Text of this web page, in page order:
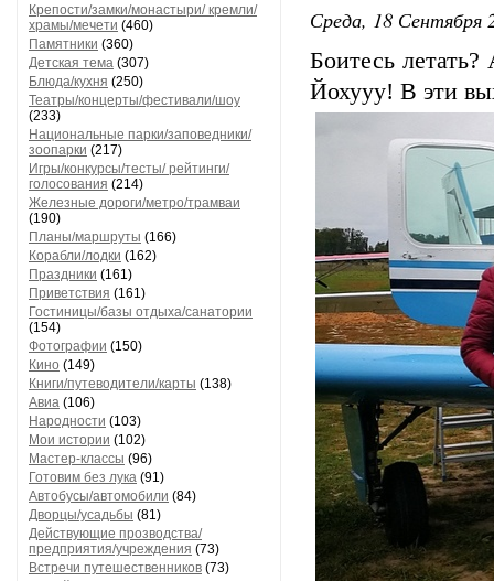
Крепости/замки/монастыри/ кремли/
храмы/мечети (460)
Памятники (360)
Детская тема (307)
Блюда/кухня (250)
Театры/концерты/фестивали/шоу
(233)
Национальные парки/заповедники/
зоопарки (217)
Игры/конкурсы/тесты/ рейтинги/
голосования (214)
Железные дороги/метро/трамваи
(190)
Планы/маршруты (166)
Корабли/лодки (162)
Праздники (161)
Приветствия (161)
Гостиницы/базы отдыха/санатории
(154)
Фотографии (150)
Кино (149)
Книги/путеводители/карты (138)
Авиа (106)
Народности (103)
Мои истории (102)
Мастер-классы (96)
Готовим без лука (91)
Автобусы/автомобили (84)
Дворцы/усадьбы (81)
Действующие прозводства/
предприятия/учреждения (73)
Встречи путешественников (73)
Среда, 18 Сентября
Боитесь
Йохууу! В эти